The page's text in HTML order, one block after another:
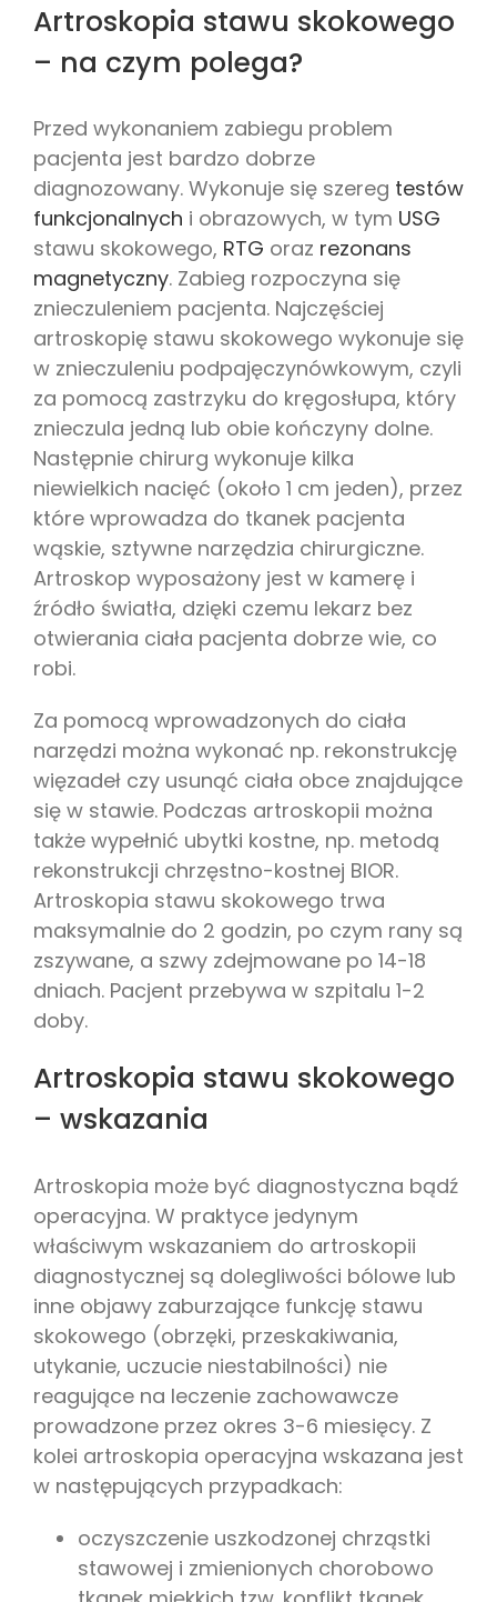
Artroskopia stawu skokowego
– na czym polega?
Przed wykonaniem zabiegu problem
pacjenta jest bardzo dobrze
diagnozowany. Wykonuje się szereg testów
funkcjonalnych i obrazowych, w tym USG
stawu skokowego, RTG oraz rezonans
magnetyczny. Zabieg rozpoczyna się
znieczuleniem pacjenta. Najczęściej
artroskopię stawu skokowego wykonuje się
w znieczuleniu podpajęczynówkowym, czyli
za pomocą zastrzyku do kręgosłupa, który
znieczula jedną lub obie kończyny dolne.
Następnie chirurg wykonuje kilka
niewielkich nacięć (około 1 cm jeden), przez
które wprowadza do tkanek pacjenta
wąskie, sztywne narzędzia chirurgiczne.
Artroskop wyposażony jest w kamerę i
źródło światła, dzięki czemu lekarz bez
otwierania ciała pacjenta dobrze wie, co
robi.
Za pomocą wprowadzonych do ciała
narzędzi można wykonać np. rekonstrukcję
więzadeł czy usunąć ciała obce znajdujące
się w stawie. Podczas artroskopii można
także wypełnić ubytki kostne, np. metodą
rekonstrukcji chrzęstno-kostnej BIOR.
Artroskopia stawu skokowego trwa
maksymalnie do 2 godzin, po czym rany są
zszywane, a szwy zdejmowane po 14-18
dniach. Pacjent przebywa w szpitalu 1-2
doby.
Artroskopia stawu skokowego
– wskazania
Artroskopia może być diagnostyczna bądź
operacyjna. W praktyce jedynym
właściwym wskazaniem do artroskopii
diagnostycznej są dolegliwości bólowe lub
inne objawy zaburzające funkcję stawu
skokowego (obrzęki, przeskakiwania,
utykanie, uczucie niestabilności) nie
reagujące na leczenie zachowawcze
prowadzone przez okres 3-6 miesięcy. Z
kolei artroskopia operacyjna wskazana jest
w następujących przypadkach:
oczyszczenie uszkodzonej chrząstki
stawowej i zmienionych chorobowo